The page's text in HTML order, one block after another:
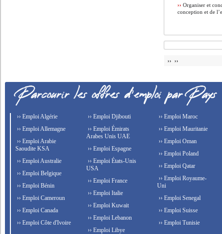
›› Organiser et
conception et de
›› ››
›› Emploi Algérie
›› Emploi Allemagne
›› Emploi Arabie
Saoudite KSA
›› Emploi Australie
›› Emploi Belgique
›› Emploi Bénin
›› Emploi Cameroun
›› Emploi Canada
›› Emploi Côte d'Ivoire
›› Emploi Djibouti
›› Emploi Émirats
Arabes Unis UAE
›› Emploi Espagne
›› Emploi États-Unis
USA
›› Emploi France
›› Emploi Italie
›› Emploi Kuwait
›› Emploi Lebanon
›› Emploi Libye
›› Emploi Maroc
›› Emploi Mauritanie
›› Emploi Oman
›› Emploi Poland
›› Emploi Qatar
›› Emploi Royaume-
Uni
›› Emploi Senegal
›› Emploi Suisse
›› Emploi Tunisie